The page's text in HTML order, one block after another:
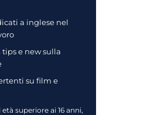
a inglese nel
e new sulla
su film e
superiore ai 16 anni,